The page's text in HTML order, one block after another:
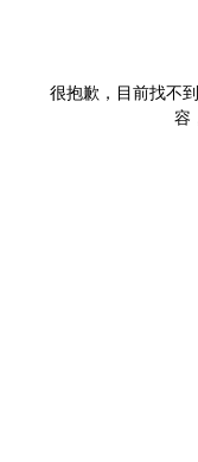
很抱歉，目前找不
容